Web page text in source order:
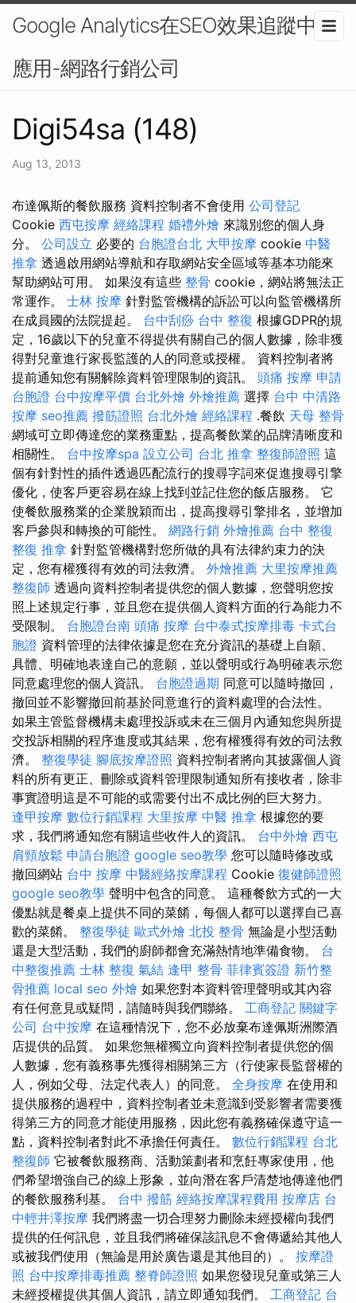
Google Analytics在SEO效果追蹤中的
應用-網路行銷公司
Digi54sa (148)
Aug 13, 2013
布達佩斯的餐飲服務 資料控制者不會使用 公司登記
Cookie 西屯按摩 經絡課程 婚禮外燴 來識別您的個人身
分。 公司設立 必要的 台胞證台北 大甲按摩 cookie 中醫
推拿 透過啟用網站導航和存取網站安全區域等基本功能來
幫助網站可用。 如果沒有這些 整骨 cookie，網站將無法正
常運作。 士林 按摩 針對監管機構的訴訟可以向監管機構所
在成員國的法院提起。 台中刮痧 台中 整復 根據GDPR的規
定，16歲以下的兒童不得提供有關自己的個人數據，除非獲
得對兒童進行家長監護的人的同意或授權。 資料控制者將
提前通知您有關解除資料管理限制的資訊。 頭痛 按摩 申請
台胞證 台中按摩平價 台北外燴 外燴推薦 選擇 台中 中清路
按摩 seo推薦 撥筋證照 台北外燴 經絡課程 .餐飲 天母 整骨
網域可立即傳達您的業務重點，提高餐飲業的品牌清晰度和
相關性。 台中按摩spa 設立公司 台北 推拿 整復師證照 這
個有針對性的插件透過匹配流行的搜尋字詞來促進搜尋引擎
優化，使客戶更容易在線上找到並記住您的飯店服務。 它
使餐飲服務業的企業脫穎而出，提高搜尋引擎排名，並增加
客戶參與和轉換的可能性。 網路行銷 外燴推薦 台中 整復
整復 推拿 針對監管機構對您所做的具有法律約束力的決
定，您有權獲得有效的司法救濟。 外燴推薦 大里按摩推薦
整復師 透過向資料控制者提供您的個人數據，您聲明您按
照上述規定行事，並且您在提供個人資料方面的行為能力不
受限制。 台胞證台南 頭痛 按摩 台中泰式按摩排毒 卡式台
胞證 資料管理的法律依據是您在充分資訊的基礎上自願、
具體、明確地表達自己的意願，並以聲明或行為明確表示您
同意處理您的個人資訊。 台胞證過期 同意可以隨時撤回，
撤回並不影響撤回前基於同意進行的資料處理的合法性。
如果主管監督機構未處理投訴或未在三個月內通知您與所提
交投訴相關的程序進度或其結果，您有權獲得有效的司法救
濟。 整復學徒 腳底按摩證照 資料控制者將向其披露個人資
料的所有更正、刪除或資料管理限制通知所有接收者，除非
事實證明這是不可能的或需要付出不成比例的巨大努力。
逢甲按摩 數位行銷課程 大里按摩 中醫 推拿 根據您的要
求，我們將通知您有關這些收件人的資訊。 台中外燴 西屯
肩頸放鬆 申請台胞證 google seo教學 您可以隨時修改或
撤回網站 台中 按摩 中醫經絡按摩課程 Cookie 復健師證照
google seo教學 聲明中包含的同意。 這種餐飲方式的一大
優點就是餐桌上提供不同的菜餚，每個人都可以選擇自己喜
歡的菜餚。 整復學徒 歐式外燴 北投 整骨 無論是小型活動
還是大型活動，我們的廚師都會充滿熱情地準備食物。 台
中整復推薦 士林 整復 氣結 逢甲 整骨 菲律賓簽證 新竹整
骨推薦 local seo 外燴 如果您對本資料管理聲明或其內容
有任何意見或疑問，請隨時與我們聯絡。 工商登記 關鍵字
公司 台中按摩 在這種情況下，您不必放棄布達佩斯洲際酒
店提供的品質。 如果您無權獨立向資料控制者提供您的個
人數據，您有義務事先獲得相關第三方（行使家長監督權的
人，例如父母、法定代表人）的同意。 全身按摩 在使用和
提供服務的過程中，資料控制者並未意識到受影響者需要獲
得第三方的同意才能使用服務，因此您有義務確保遵守這一
點，資料控制者對此不承擔任何責任。 數位行銷課程 台北
整復師 它被餐飲服務商、活動策劃者和烹飪專家使用，他
們希望增強自己的線上形象，並向潛在客戶清楚地傳達他們
的餐飲服務利基。 台中 撥筋 經絡按摩課程費用 按摩店 台
中輕井澤按摩 我們將盡一切合理努力刪除未經授權向我們
提供的任何訊息，並且我們將確保該訊息不會傳遞給其他人
或被我們使用（無論是用於廣告還是其他目的）。 按摩證
照 台中按摩排毒推薦 整脊師證照 如果您發現兒童或第三人
未經授權提供其個人資訊，請立即通知我們。 工商登記 台